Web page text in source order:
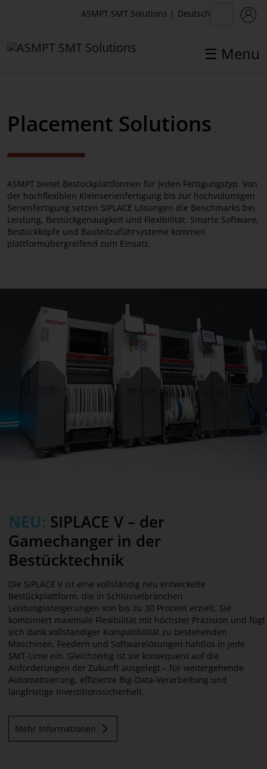
☰ Menu
ASMPT SMT Solutions | Deutsch
SIPLACE SX
SIPLACE TX
SIPLACE TX micron
SIPLACE CA2
SIPLACE Smart Features
Pre-Owned Equipment
KPIs für messbaren Erfolg
KI-Server-Anwendungen
Closed-Loop Nozzle Management
Placement Solutions
ASMPT bietet Bestückplattformen für jeden Fertigungstyp. Von
der hochflexiblen Kleinserienfertigung bis zur hochvolumigen
Serienfertigung setzen SIPLACE Lösungen die Benchmarks bei
Leistung, Bestückgenauigkeit und Flexibilität. Smarte Software,
Bestückköpfe und Bauteilzuführsysteme kommen
plattformübergreifend zum Einsatz.
NEU: SIPLACE V – der
Gamechanger in der
Bestücktechnik
Die SIPLACE V ist eine vollständig neu entwickelte
Bestückplattform, die in Schlüsselbranchen
Leistungssteigerungen von bis zu 30 Prozent erzielt. Sie
kombiniert maximale Flexibilität mit höchster Präzision und fügt
sich dank vollständiger Kompatibilität zu bestehenden
Maschinen, Feedern und Softwarelösungen nahtlos in jede
SMT-Linie ein. Gleichzeitig ist sie konsequent auf die
Anforderungen der Zukunft ausgelegt – für weitergehende
Automatisierung, effiziente Big-Data-Verarbeitung und
langfristige Investitionssicherheit.
Mehr Informationen